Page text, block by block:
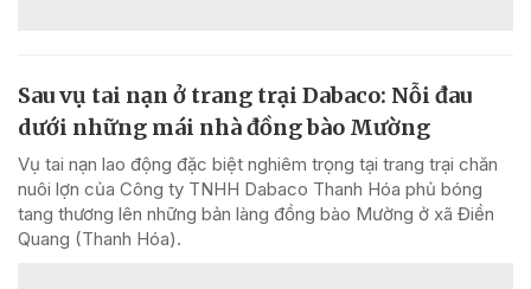
Sau vụ tai nạn ở trang trại Dabaco: Nỗi đau
dưới những mái nhà đồng bào Mường
Vụ tai nạn lao động đặc biệt nghiêm trọng tại trang trại chăn
nuôi lợn của Công ty TNHH Dabaco Thanh Hóa phủ bóng
tang thương lên những bản làng đồng bào Mường ở xã Điền
Quang (Thanh Hóa).